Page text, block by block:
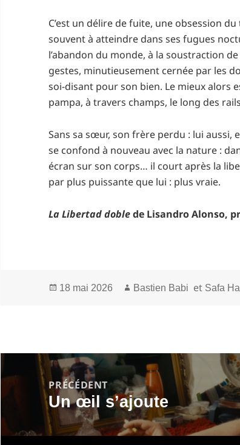
C’est un délire de fuite, une obsession
souvent à atteindre dans ses fugues
l’abandon du monde, à la soustraction
gestes, minutieusement cernée par les
soi-disant pour son bien. Le mieux alors
pampa, à travers champs, le long des
Sans sa sœur, son frère perdu : lui aussi,
se confond à nouveau avec la nature :
écran sur son corps… il court après la
par plus puissante que lui : plus vraie.
La Libertad doblede Lisandro Alonso,
Publié
18 mai 2026 Auteur
Bastien Babi et Safa
Navigation
de
l’article
PRÉCÉDENT
Article
précédent :
Un œil s’ajoute